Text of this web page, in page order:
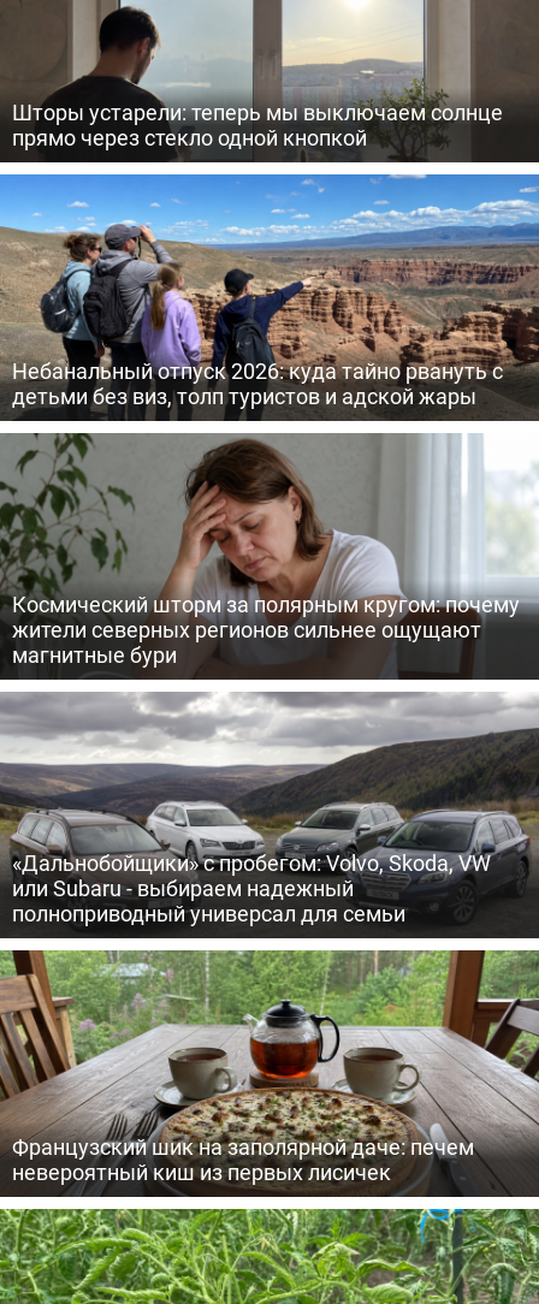
Шторы устарели: теперь мы выключаем солнце
прямо через стекло одной кнопкой
Небанальный отпуск 2026: куда тайно рвануть с
детьми без виз, толп туристов и адской жары
Космический шторм за полярным кругом: почему
жители северных регионов сильнее ощущают
магнитные бури
«Дальнобойщики» с пробегом: Volvo, Skoda, VW
или Subaru - выбираем надежный
полноприводный универсал для семьи
Французский шик на заполярной даче: печем
невероятный киш из первых лисичек